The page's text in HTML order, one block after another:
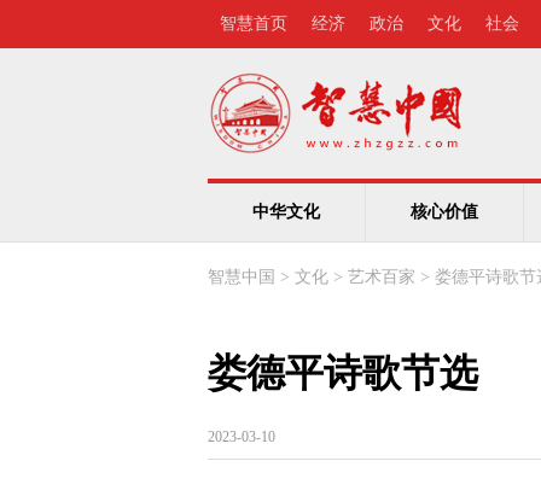
智慧首页 经济 政治 文化 社会
中华文化 核心价值
智慧中国 > 文化 > 艺术百家 > 娄德平诗歌节
娄德平诗歌节选
2023-03-10